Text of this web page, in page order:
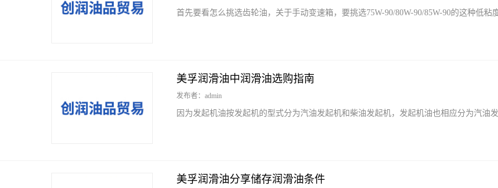
首先要看怎么挑选齿轮油，关于手动变速箱，要挑选75W-90/80W-90/85W-90的这种低
美孚润滑油中润滑油选购指南
发布者：admin
因为发起机油按发起机的型式分为汽油发起机和柴油发起机，发起机油也相应分为汽油
美孚润滑油分享储存润滑油条件